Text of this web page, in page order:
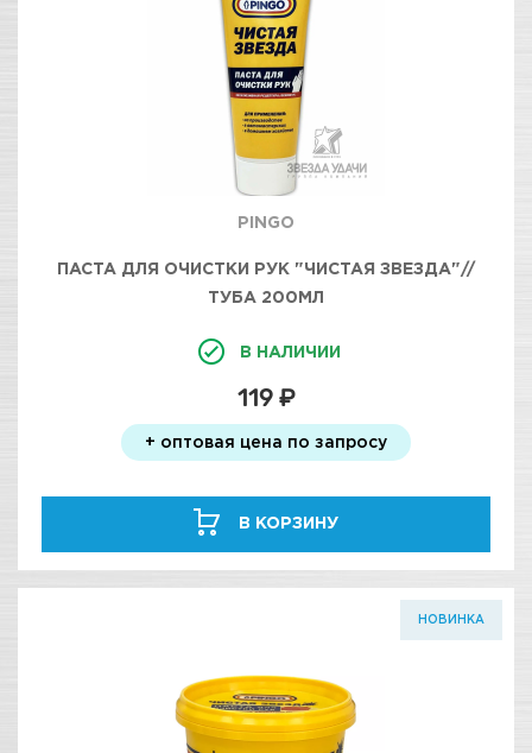
PINGO
ПАСТА ДЛЯ ОЧИСТКИ РУК "ЧИСТАЯ ЗВЕЗДА"//
ТУБА 200МЛ
В НАЛИЧИИ
119 ₽
+ оптовая цена по запросу
В КОРЗИНУ
НОВИНКА